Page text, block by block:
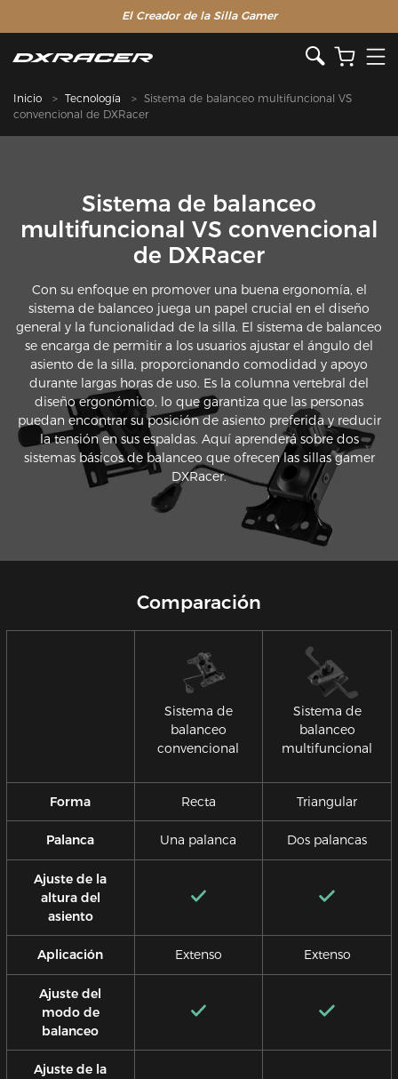
El Creador de la Silla Gamer
Inicio Tecnología
Sistema de balanceo multifuncional VS
convencional de DXRacer
Sistema de balanceo
multifuncional VS convencional
de DXRacer
Con su enfoque en promover una buena ergonomía, el
sistema de balanceo juega un papel crucial en el diseño
general y la funcionalidad de la silla. El sistema de balanceo
se encarga de permitir a los usuarios ajustar el ángulo del
asiento de la silla, proporcionando comodidad y apoyo
durante largas horas de uso. Es la columna vertebral del
diseño ergonómico, lo que garantiza que las personas
puedan encontrar su posición de asiento preferida y reducir
la tensión en sus espaldas. Aquí aprenderá sobre dos
sistemas básicos de balanceo que ofrecen las sillas gamer
DXRacer.
Comparación
Sistema de
balanceo
convencional
Sistema de
balanceo
multifuncional
Forma Recta Triangular
Palanca Una palanca Dos palancas
Ajuste de la
altura del
asiento
Aplicación Extenso Extenso
Ajuste del
modo de
balanceo
Ajuste de la